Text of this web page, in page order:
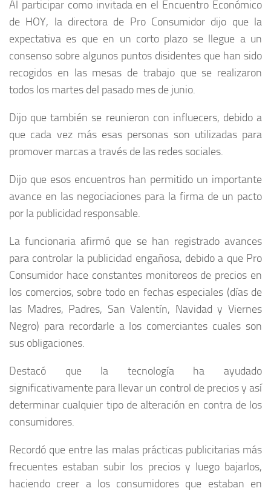
Al participar como invitada en el Encuentro Económico
de HOY, la directora de Pro Consumidor dijo que la
expectativa es que en un corto plazo se llegue a un
consenso sobre algunos puntos disidentes que han sido
recogidos en las mesas de trabajo que se realizaron
todos los martes del pasado mes de junio.
Dijo que también se reunieron con influecers, debido a
que cada vez más esas personas son utilizadas para
promover marcas a través de las redes sociales.
Dijo que esos encuentros han permitido un importante
avance en las negociaciones para la firma de un pacto
por la publicidad responsable.
La funcionaria afirmó que se han registrado avances
para controlar la publicidad engañosa, debido a que Pro
Consumidor hace constantes monitoreos de precios en
los comercios, sobre todo en fechas especiales (días de
las Madres, Padres, San Valentín, Navidad y Viernes
Negro) para recordarle a los comerciantes cuales son
sus obligaciones.
Destacó que la tecnología ha ayudado
significativamente para llevar un control de precios y así
determinar cualquier tipo de alteración en contra de los
consumidores.
Recordó que entre las malas prácticas publicitarias más
frecuentes estaban subir los precios y luego bajarlos,
haciendo creer a los consumidores que estaban en